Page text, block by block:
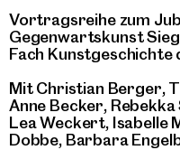
Vortragsreihe zum
Gegenwartskunst
Fach
Mit Christian Berger,
Anne Becker,
Lea Weckert, Isabelle
Dobbe, Barbara